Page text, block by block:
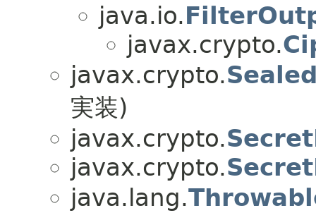
java.io.
javax.crypto.
javax.crypto.
実装)
javax.crypto.
javax.crypto.
java.lang.